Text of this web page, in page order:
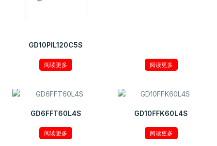
GD10PIL120C5S
阅读更多 阅读更多
GD6FFT60L4S
阅读更多
GD10FFK60L4S
阅读更多